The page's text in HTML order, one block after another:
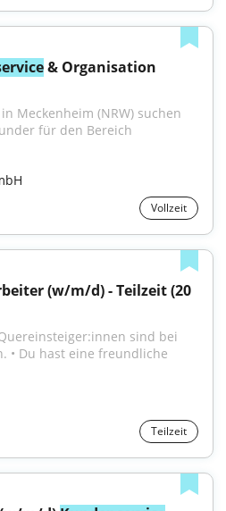
& Organisation
Meckenheim (NRW) suchen
Vollzeit
(w/m/d) - Teilzeit (20
sind bei
• Du hast eine freundliche
Teilzeit